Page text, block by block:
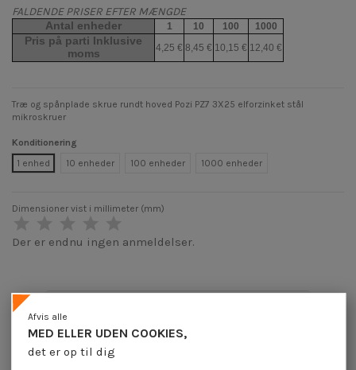
FALDENDE PRISER EFTER MÆNGDE
Antal enheder 1 10 100 1000
Pris på parti Inklusive
moms
4,25 € 8,45 € 10,15 € 12,40 €
Træ og spånplade skrue rundt hoved Pozi PZ7 3X25 elforzinket stål
mikroskruer
Konditionering
1 enhed
10 enheder 100 enheder 1000 enheder
Dimensioner vist i millimeter (mm)
Der er endnu ingen anmeldelser.
Produktoplysninger
MED ELLER UDEN COOKIES,
det er op til dig
Afvis alle